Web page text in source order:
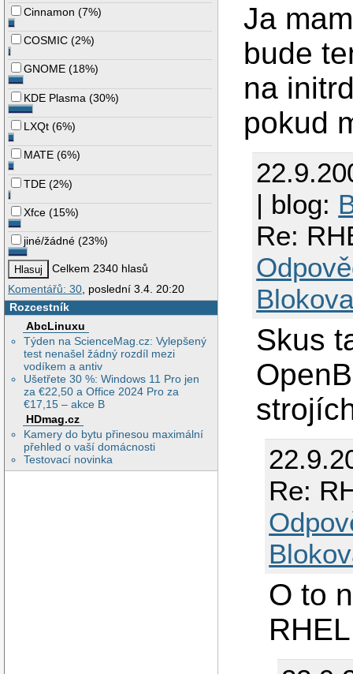
Cinnamon (7%)
COSMIC (2%)
GNOME (18%)
KDE Plasma (30%)
LXQt (6%)
MATE (6%)
TDE (2%)
Xfce (15%)
jiné/žádné (23%)
Celkem 2340 hlasů
Komentářů: 30 , poslední 3.4. 20:20
Rozcestník
AbcLinuxu
Týden na ScienceMag.cz: Vylepšený
test nenašel žádný rozdíl mezi
vodíkem a antiv
Ušetřete 30 %: Windows 11 Pro jen
za €22,50 a Office 2024 Pro za
€17,15 – akce B
HDmag.cz
Kamery do bytu přinesou maximální
přehled o vaší domácnosti
Testovací novinka
Ja
bude
na
pokud
| blog:
Re:
Skus
Re:
O to